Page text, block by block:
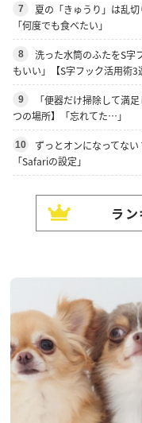
7
夏の「きゅうり」は乱
「何度でも食べたい」
8
洗った水筒のふたをS字
もいい」【S字フック活用術3
9
「便器だけ掃除して満
つの場所】「忘れてた…」
10
ずっとオンになってな
「Safariの設定」
ラ